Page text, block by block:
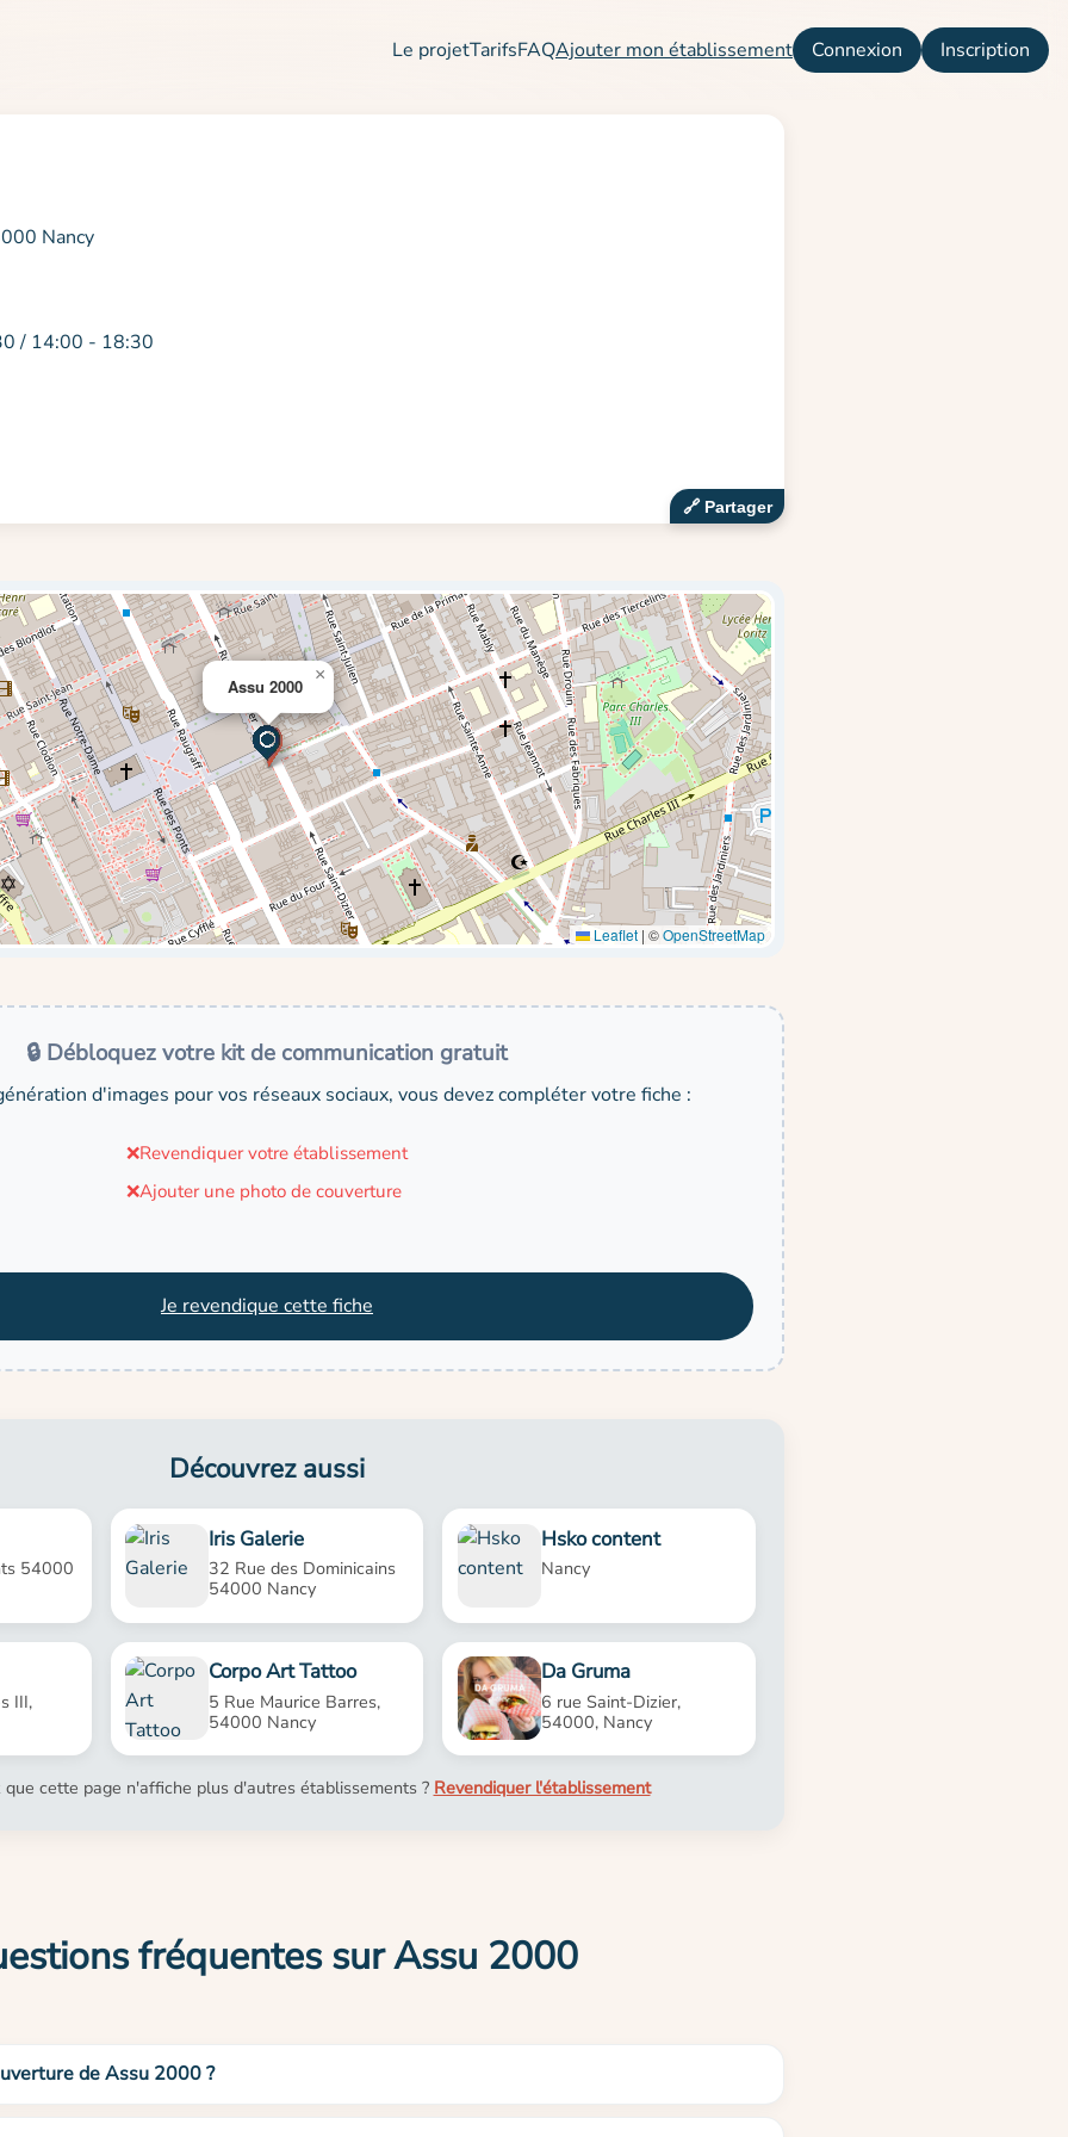
Le projetTarifsFAQAjouter mon établissement Connexion Inscription
Nancy
/ 14:00 - 18:30
🔗‍️ Partager
Assu 2000
×
Leaflet | ©OpenStreetMap
🔒 Débloquez votre kit de communication gratuit
d'images pour vos réseaux sociaux, vous devez compléter votre fiche :
❌Revendiquer votre établissement
❌Ajouter une photo de couverture
Je revendique cette fiche
Découvrez aussi
54000
Iris Galerie
32 Rue des Dominicains
54000 Nancy
Hsko content
Nancy
III,
Corpo Art Tattoo
5 Rue Maurice Barres,
54000 Nancy
Da Gruma
6 rue Saint-Dizier,
54000, Nancy
que cette page n'affiche plus d'autres établissements ? Revendiquer l'établissement
fréquentes sur Assu 2000
de Assu 2000 ?